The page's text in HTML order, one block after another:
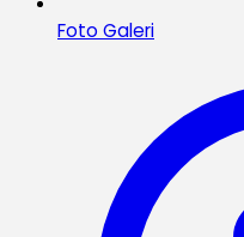
Foto Galeri